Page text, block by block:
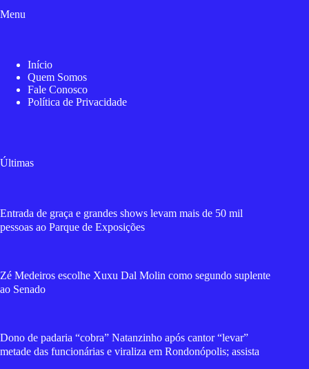
Menu
Início
Quem Somos
Fale Conosco
Política de Privacidade
Últimas
Entrada de graça e grandes shows levam mais de 50 mil
pessoas ao Parque de Exposições
Zé Medeiros escolhe Xuxu Dal Molin como segundo suplente
ao Senado
Dono de padaria “cobra” Natanzinho após cantor “levar”
metade das funcionárias e viraliza em Rondonópolis; assista